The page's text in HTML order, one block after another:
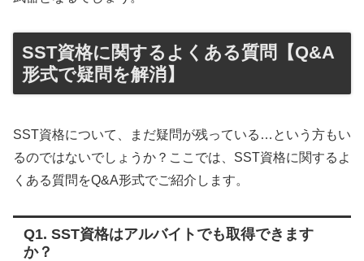
SST資格に関するよくある質問【Q&A
形式で疑問を解消】
SST資格について、まだ疑問が残っている…という方もい
るのではないでしょうか？ここでは、SST資格に関するよ
くある質問をQ&A形式でご紹介します。
Q1. SST資格はアルバイトでも取得できます
か？